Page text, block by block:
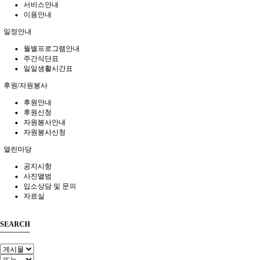
서비스안내
이용안내
일정안내
월별프로그램안내
주간식단표
일일생활시간표
후원/자원봉사
후원안내
후원신청
자원봉사안내
자원봉사신청
열린마당
공지시항
사진앨범
입소상담 및 문의
자료실
SEARCH